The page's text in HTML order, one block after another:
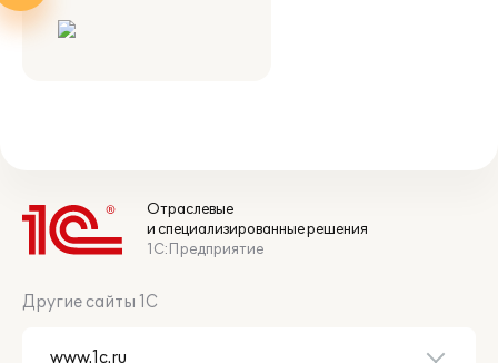
Отраслевые
и специализированные решения
1С:Предприятие
Другие сайты 1С